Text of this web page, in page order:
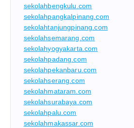
sekolahbengkulu.com
sekolahpangkalpinang.com
sekolahtanjungpinang.com
sekolahsemarang.com
sekolahyogyakarta.com
sekolahpadang.com
sekolahpekanbaru.com
sekolahserang.com
sekolahmataram.com
sekolahsurabaya.com
sekolahpalu.com
sekolahmakassar.com